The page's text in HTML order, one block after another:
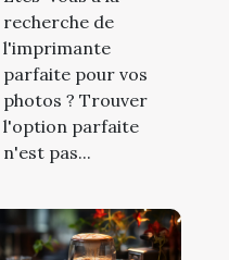
recherche de
l'imprimante
parfaite pour vos
photos ? Trouver
l'option parfaite
n'est pas...